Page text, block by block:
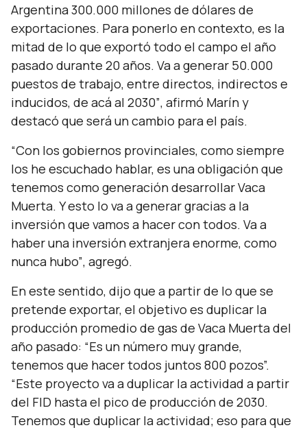
Argentina 300.000 millones de dólares de
exportaciones. Para ponerlo en contexto, es la
mitad de lo que exportó todo el campo el año
pasado durante 20 años. Va a generar 50.000
puestos de trabajo, entre directos, indirectos e
inducidos, de acá al 2030”, afirmó Marín y
destacó que será un cambio para el país.
“Con los gobiernos provinciales, como siempre
los he escuchado hablar, es una obligación que
tenemos como generación desarrollar Vaca
Muerta. Y esto lo va a generar gracias a la
inversión que vamos a hacer con todos. Va a
haber una inversión extranjera enorme, como
nunca hubo”, agregó.
En este sentido, dijo que a partir de lo que se
pretende exportar, el objetivo es duplicar la
producción promedio de gas de Vaca Muerta del
año pasado: “Es un número muy grande,
tenemos que hacer todos juntos 800 pozos”.
“Este proyecto va a duplicar la actividad a partir
del FID hasta el pico de producción de 2030.
Tenemos que duplicar la actividad; eso para que